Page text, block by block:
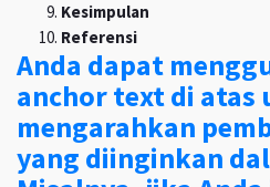
Kesimpulan
Referensi
Anda dapat
anchor text di atas
mengarahkan
yang diinginkan